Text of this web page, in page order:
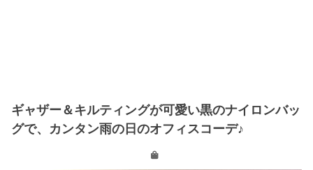
ギャザー＆キルティングが可愛い黒のナイロンバッ
グで、カンタン雨の日のオフィスコーデ♪